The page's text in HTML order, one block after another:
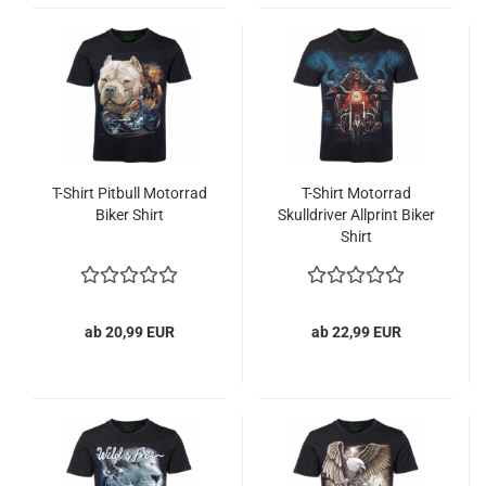
T-Shirt Pitbull Motorrad
Biker Shirt
ab 20,99 EUR
T-Shirt Motorrad
Skulldriver Allprint Biker
Shirt
ab 22,99 EUR